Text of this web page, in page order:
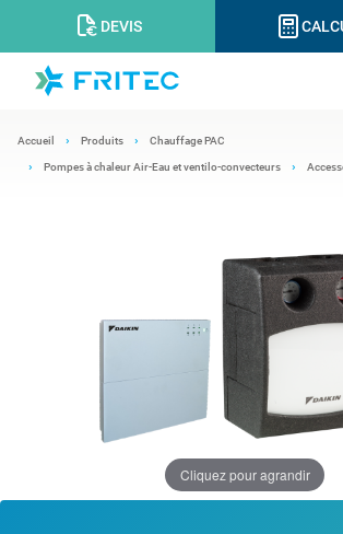
DEVIS
Accueil Produits Chauffage PAC
Pompes à chaleur Air-Eau et ventilo-convecteurs
Cliquez pour agrandir